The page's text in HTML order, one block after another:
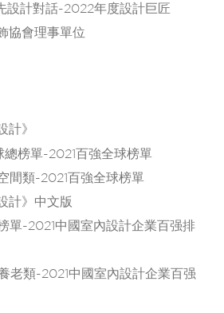
設計對話-2022年度設計巨匠
協會理事單位
計》
榜單-2021百強全球榜單
間類-2021百強全球榜單
計》中文版
單-2021中國室內設計企業百强排
老類-2021中國室內設計企業百强